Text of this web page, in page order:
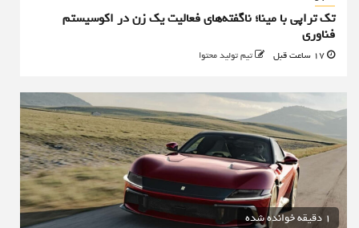
تک تراپی با مینا؛ ناگفته‌های فعالیت یک زن در اکوسیستم
فناوری
تیم تولید محتوا
1 دقیقه خوانده شده